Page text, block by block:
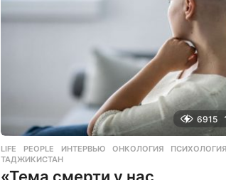
6915
LIFE ,PEOPLE ИНТЕРВЬЮ ,ОНКОЛОГИЯ ,ПСИХОЛОГИЯ
ТАДЖИКИСТАН
«Тема смерти у нас